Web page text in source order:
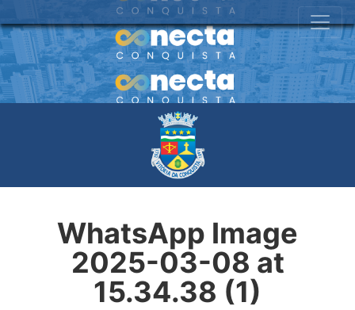
WhatsApp Image
2025-03-08 at
15.34.38 (1)